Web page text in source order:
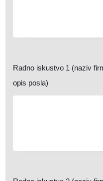
Radno iskustvo 1 (naziv
opis posla)